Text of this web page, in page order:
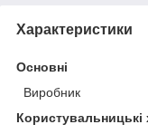
Характеристики
Основні
Виробник
Користувальницькі